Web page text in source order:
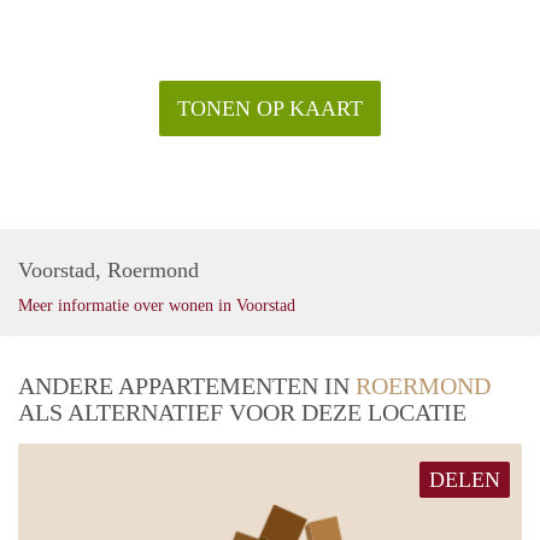
TONEN OP KAART
Voorstad, Roermond
Meer informatie over wonen in Voorstad
ANDERE APPARTEMENTEN IN ROERMOND
ALS ALTERNATIEF VOOR DEZE LOCATIE
DELEN